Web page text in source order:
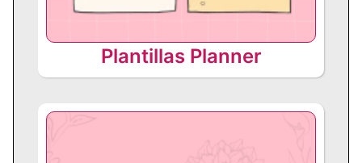
Plantillas Planner